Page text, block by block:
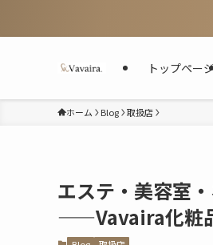
トップページ
ホーム Blog 取扱店
エステ・美容室
——Vavaira化粧